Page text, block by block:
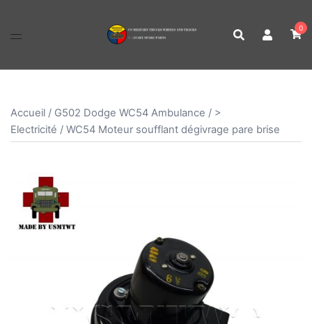
0
Accueil / G502 Dodge WC54 Ambulance / >
Electricité / WC54 Moteur soufflant dégivrage pare brise